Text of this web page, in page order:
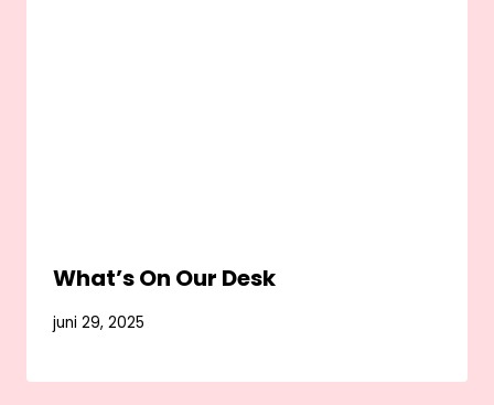
What’s On Our Desk
juni 29, 2025